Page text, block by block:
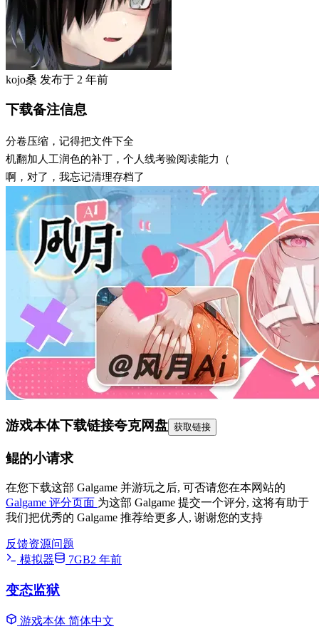
kojo桑 发布于 2 年前
下载备注信息
分卷压缩，记得把文件下全
机翻加人工润色的补丁，个人线考验阅读能力（
啊，对了，我忘记清理存档了
游戏本体下载链接夸克网盘 获取链接
鲲的小请求
在您下载这部 Galgame 并游玩之后, 可否请您在本网站的
Galgame 评分页面 为这部 Galgame 提交一个评分, 这将有助于
我们把优秀的 Galgame 推荐给更多人, 谢谢您的支持
反馈资源问题
模拟器
7GB2 年前
变态监狱
游戏本体 简体中文